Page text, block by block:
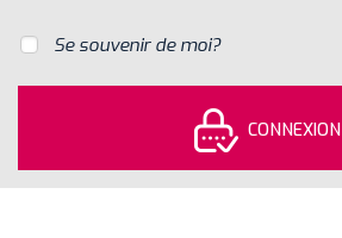
Se souvenir de moi?
CONNEXION